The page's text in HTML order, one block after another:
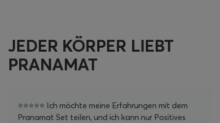
JEDER KÖRPER LIEBT
PRANAMAT
⭐⭐⭐⭐⭐ Ich möchte meine Erfahrungen mit dem
Pranamat Set teilen, und ich kann nur Positives